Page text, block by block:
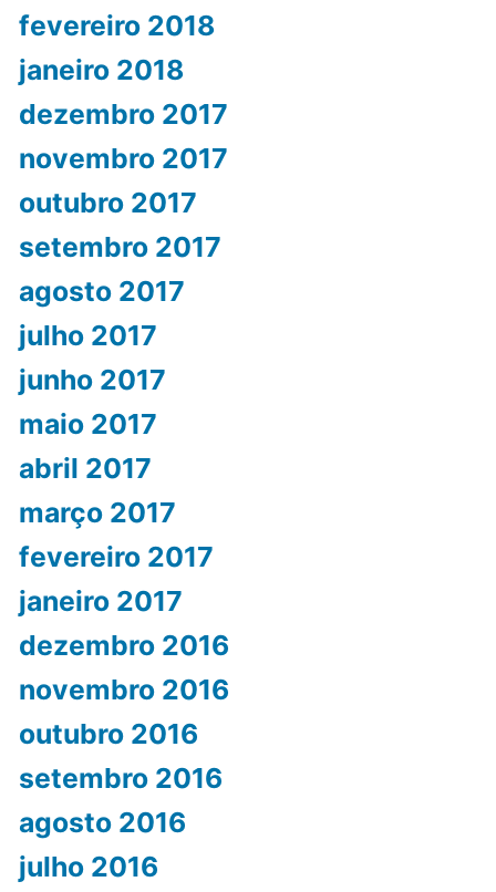
fevereiro 2018
janeiro 2018
dezembro 2017
novembro 2017
outubro 2017
setembro 2017
agosto 2017
julho 2017
junho 2017
maio 2017
abril 2017
março 2017
fevereiro 2017
janeiro 2017
dezembro 2016
novembro 2016
outubro 2016
setembro 2016
agosto 2016
julho 2016